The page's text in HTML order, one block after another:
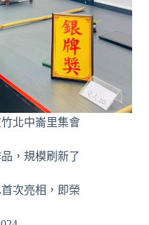
北中崙里集會
，規模刷新了
次亮相，即榮